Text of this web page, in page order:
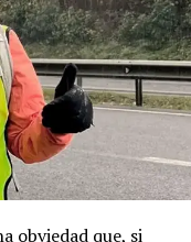
los hechos, no se
de su partido ni
de 1883 se produjo
Magallanes, donde
a bordo de la
tomaron posesión
izaron la bandera
parte de Chile.
obviedad que, si